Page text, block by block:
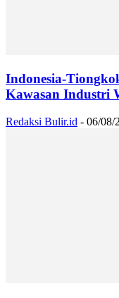
Indonesia-
Kawasan Industri
Redaksi Bulir.id - 06/08/